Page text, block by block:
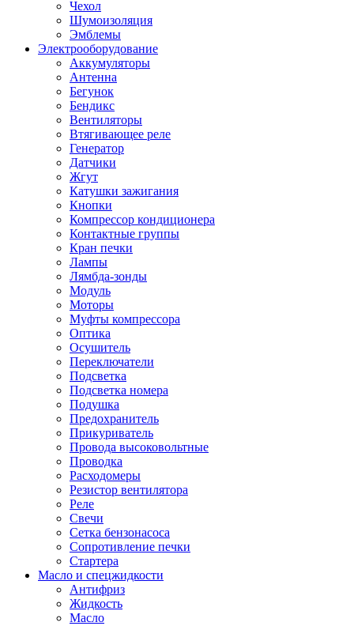
Чехол
Шумоизоляция
Эмблемы
Электрооборудование
Аккумуляторы
Антенна
Бегунок
Бендикс
Вентиляторы
Втягивающее реле
Генератор
Датчики
Жгут
Катушки зажигания
Кнопки
Компрессор кондиционера
Контактные группы
Кран печки
Лампы
Лямбда-зонды
Модуль
Моторы
Муфты компрессора
Оптика
Осушитель
Переключатели
Подсветка
Подсветка номера
Подушка
Предохранитель
Прикуриватель
Провода высоковольтные
Проводка
Расходомеры
Резистор вентилятора
Реле
Свечи
Сетка бензонасоса
Сопротивление печки
Стартера
Масло и спецжидкости
Антифриз
Жидкость
Масло